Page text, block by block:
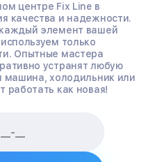
центре Fix Line в
качества и надежности.
элемент вашей
только
Опытные мастера
устранят любую
машина, холодильник или
работать как новая!